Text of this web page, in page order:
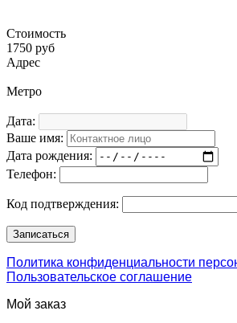
Стоимость
1750 руб
Адрес
Метро
Дата:
Ваше имя:
Дата рождения:
Телефон:
Код подтверждения:
Политика конфиденциальности
Пользовательское соглашение
Мой заказ